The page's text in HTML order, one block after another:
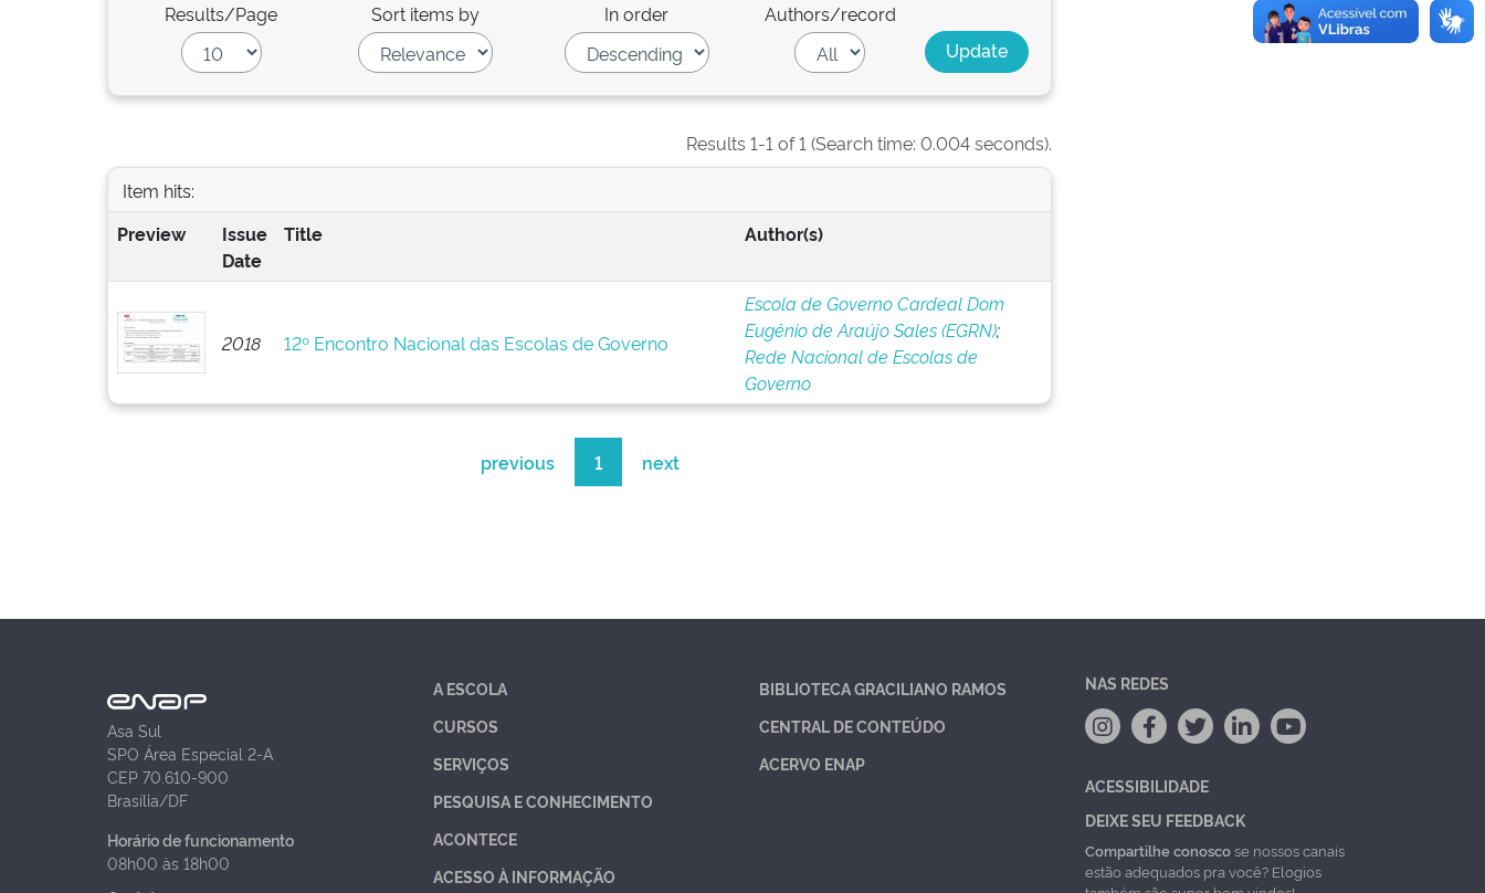
Results/Page Sort items by In order Authors/record
Results 1-1 of 1 (Search time: 0.004 seconds).
Item hits:
Preview
Issue
Date
Title Author(s)
2018 12º Encontro Nacional das Escolas de Governo
Escola de Governo Cardeal Dom
Eugênio de Araújo Sales (EGRN);
Rede Nacional de Escolas de
Governo
previous 1 next
Asa Sul
SPO Área Especial 2-A
CEP 70.610-900
Brasília/DF
Horário de funcionamento
08h00 às 18h00
A ESCOLA
CURSOS
SERVIÇOS
PESQUISA E CONHECIMENTO
ACONTECE
ACESSO À INFORMAÇÃO
BIBLIOTECA GRACILIANO RAMOS
CENTRAL DE CONTEÚDO
ACERVO ENAP
NAS REDES
ACESSIBILIDADE
DEIXE SEU FEEDBACK
Compartilhe conoscose nossos canais
estão adequados pra você? Elogios